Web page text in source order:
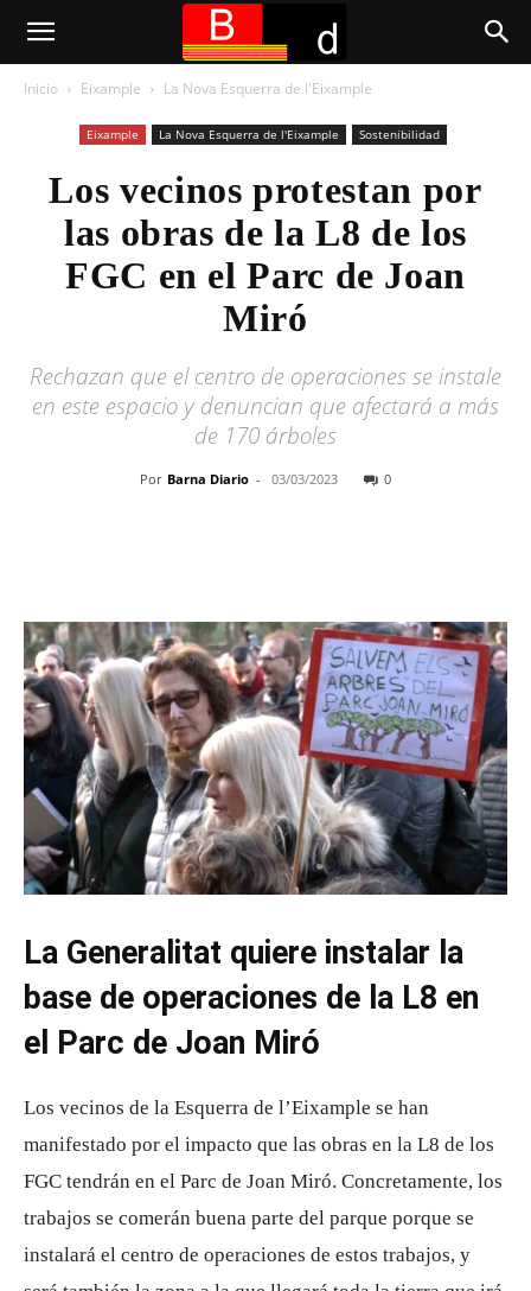
Inicio Eixample La Nova Esquerra de l'Eixample
Eixample La Nova Esquerra de l'Eixample Sostenibilidad
Los vecinos protestan por
las obras de la L8 de los
FGC en el Parc de Joan
Miró
Rechazan que el centro de operaciones se instale
en este espacio y denuncian que afectará a más
de 170 árboles
Por Barna Diario - 03/03/2023 0
La Generalitat quiere instalar la
base de operaciones de la L8 en
el Parc de Joan Miró
Los vecinos de la Esquerra de l’Eixample se han
manifestado por el impacto que las obras en la L8 de los
FGC tendrán en el Parc de Joan Miró. Concretamente, los
trabajos se comerán buena parte del parque porque se
instalará el centro de operaciones de estos trabajos, y